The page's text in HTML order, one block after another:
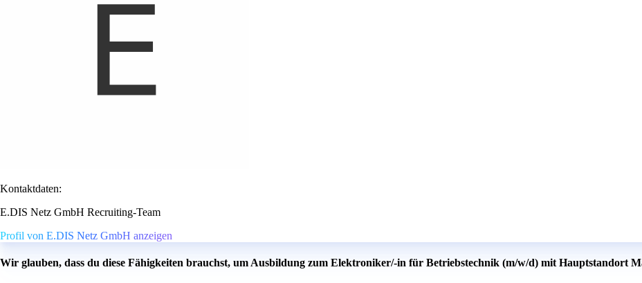
Kontaktdaten:
E.DIS Netz GmbH Recruiting-Team
Profil von E.DIS Netz GmbH anzeigen
Wir glauben, dass du diese Fähigkeiten brauchst, um Ausbildung zum Elektroniker/-in für Betriebstechnik (m/w/d) mit Hauptstandort